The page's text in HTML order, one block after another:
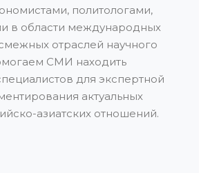
политологами,
в области международных
отраслей научного
СМИ находить
для экспертной
актуальных
азиатских отношений.